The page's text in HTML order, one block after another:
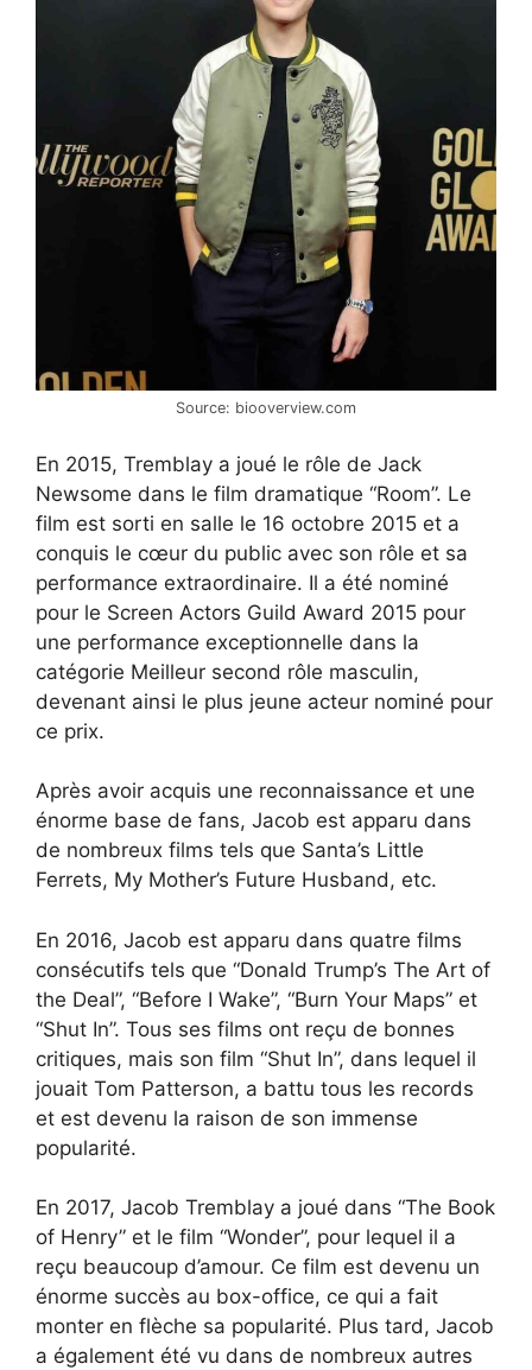
Source: biooverview.com
En 2015, Tremblay a joué le rôle de Jack
Newsome dans le film dramatique “Room”. Le
film est sorti en salle le 16 octobre 2015 et a
conquis le cœur du public avec son rôle et sa
performance extraordinaire. Il a été nominé
pour le Screen Actors Guild Award 2015 pour
une performance exceptionnelle dans la
catégorie Meilleur second rôle masculin,
devenant ainsi le plus jeune acteur nominé pour
ce prix.
Après avoir acquis une reconnaissance et une
énorme base de fans, Jacob est apparu dans
de nombreux films tels que Santa’s Little
Ferrets, My Mother’s Future Husband, etc.
En 2016, Jacob est apparu dans quatre films
consécutifs tels que “Donald Trump’s The Art of
the Deal”, “Before I Wake”, “Burn Your Maps” et
“Shut In”. Tous ses films ont reçu de bonnes
critiques, mais son film “Shut In”, dans lequel il
jouait Tom Patterson, a battu tous les records
et est devenu la raison de son immense
popularité.
En 2017, Jacob Tremblay a joué dans “The Book
of Henry” et le film “Wonder”, pour lequel il a
reçu beaucoup d’amour. Ce film est devenu un
énorme succès au box-office, ce qui a fait
monter en flèche sa popularité. Plus tard, Jacob
a également été vu dans de nombreux autres